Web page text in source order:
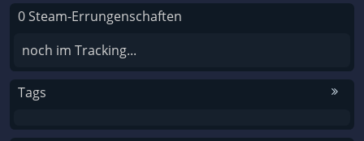
0 Steam-Errungenschaften
noch im Tracking...
Tags